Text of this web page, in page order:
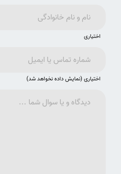
اختیاری
اختیاری (نمایش داده نخواهد شد)